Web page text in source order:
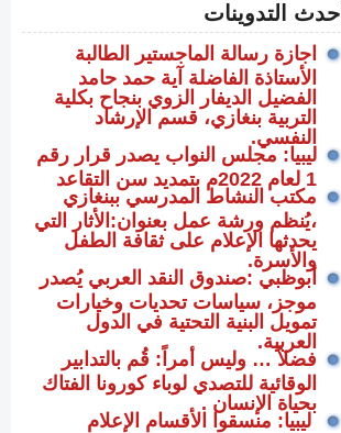
أحدث التدوينات
اجازة رسالة الماجستير الطالبة
الأستاذة الفاضلة آية حمد حامد
الفضيل الديفار الزوي بنجاح بكلية
التربية بنغازي، قسم الإرشاد
النفسي.
ليبيا: مجلس النواب يصدر قرار رقم
1 لعام 2022م بتمديد سن التقاعد
مكتب النشاط المدرسي ببنغازي
،يُنظم ورشة عمل بعنوان:الأثار التي
يحدثها الإعلام على ثقافة الطفل
والأسرة.
أبوظبي :صندوق النقد العربي يُصدر
موجز، سياسات تحديات وخيارات
تمويل البنية التحتية في الدول
العربية.
فضلاً … وليس أمراً: قُم بالتدابير
الوقائية للتصدي لوباء كورونا الفتاك
بحياة الإنسان .
ليبيا: منسقوا الأقسام الإعلام